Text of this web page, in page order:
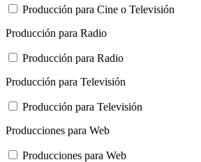
Producción para Cine o Televisión
Producción para Radio
Producción para Radio
Producción para Televisión
Producción para Televisión
Producciones para Web
Producciones para Web